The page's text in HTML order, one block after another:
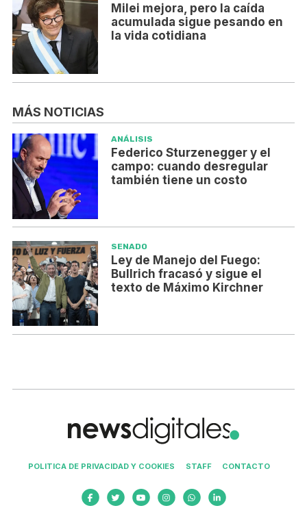
Milei mejora, pero la caída
acumulada sigue pesando en
la vida cotidiana
MÁS NOTICIAS
ANÁLISIS
Federico Sturzenegger y el
campo: cuando desregular
también tiene un costo
SENADO
Ley de Manejo del Fuego:
Bullrich fracasó y sigue el
texto de Máximo Kirchner
POLITICA DE PRIVACIDAD Y COOKIES STAFF CONTACTO